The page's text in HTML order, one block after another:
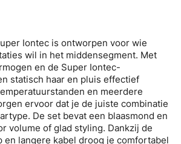
Iontec is ontworpen voor wie
wil in het middensegment. Met
en de Super Iontec-
statisch haar en pluis effectief
en meerdere
ervoor dat je de juiste combinatie
De set bevat een blaasmond en
volume of glad styling. Dankzij de
en langere kabel droog je comfortabel